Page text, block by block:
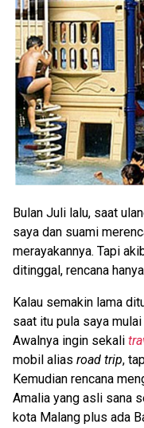
Bulan Juli lalu, saat
saya dan suami
merayakannya. Tapi
ditinggal, rencana
Kalau semakin lama
saat itu pula saya
Awalnya ingin sekali
mobil alias road trip,
Kemudian rencana
Amalia yang asli sana
kota Malang plus ada